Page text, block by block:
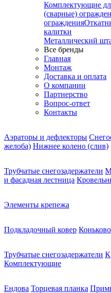
Комплектующие
(сварные)
ограждения
калитки
Металлический
Все бренды
Главная
Монтаж
Доставка и оплата
О компании
Партнерство
Вопрос-ответ
Контакты
Аэраторы и дефлекторы
желоба) Нижнее колено (слив)
Трубчатые снегозадержатели
и фасадная лестница
Элементы крепежа
Подкладочный ковер
Трубчатые снегозадержатели
Комплектующие
Ендова Торцевая планка